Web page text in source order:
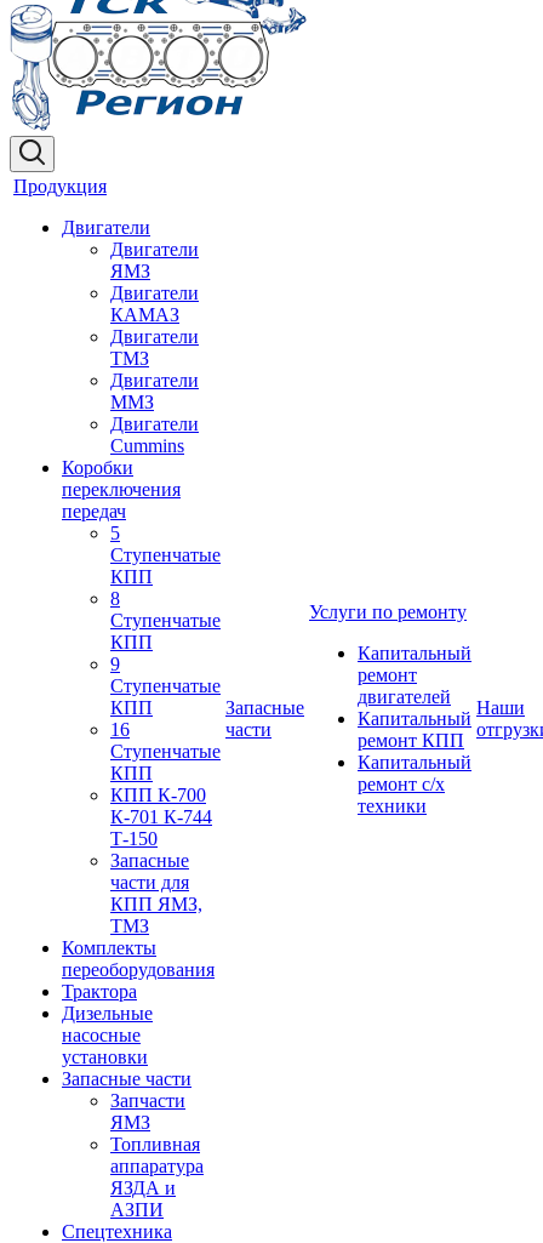
Продукция
Двигатели
Двигатели
ЯМЗ
Двигатели
КАМАЗ
Двигатели
ТМЗ
Двигатели
ММЗ
Двигатели
Cummins
Коробки
переключения
передач
5
Ступенчатые
КПП
8
Ступенчатые
КПП
9
Ступенчатые
КПП
16
Ступенчатые
КПП
КПП К-700
К-701 К-744
Т-150
Запасные
части для
КПП ЯМЗ,
ТМЗ
Комплекты
переоборудования
Трактора
Дизельные
насосные
установки
Запасные части
Запчасти
ЯМЗ
Топливная
аппаратура
ЯЗДА и
АЗПИ
Спецтехника
Запасные
части
Услуги по ремонту
Капитальный
ремонт
двигателей
Капитальный
ремонт КПП
Капитальный
ремонт с/х
техники
Наши